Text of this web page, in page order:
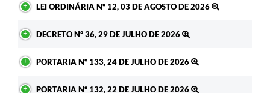
LEI ORDINÁRIA Nº 12, 03 DE AGOSTO DE 2026
DECRETO Nº 36, 29 DE JULHO DE 2026
PORTARIA Nº 133, 24 DE JULHO DE 2026
PORTARIA Nº 132, 22 DE JULHO DE 2026